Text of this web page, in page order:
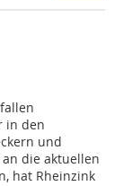
in den
und
die aktuellen
hat Rheinzink